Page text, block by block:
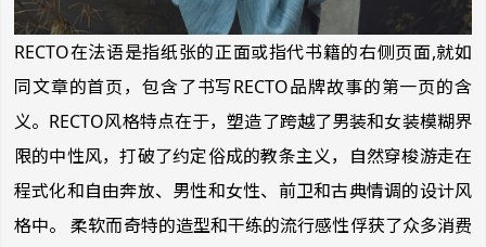
RECTO在法语是指纸张的正面或指代书籍的右侧页面,就如
同文章的首页，包含了书写RECTO品牌故事的第一页的含
义。RECTO风格特点在于，塑造了跨越了男装和女装模糊界
限的中性风，打破了约定俗成的教条主义，自然穿梭游走在
程式化和自由奔放、男性和女性、前卫和古典情调的设计风
格中。 柔软而奇特的造型和干练的流行感性俘获了众多消费